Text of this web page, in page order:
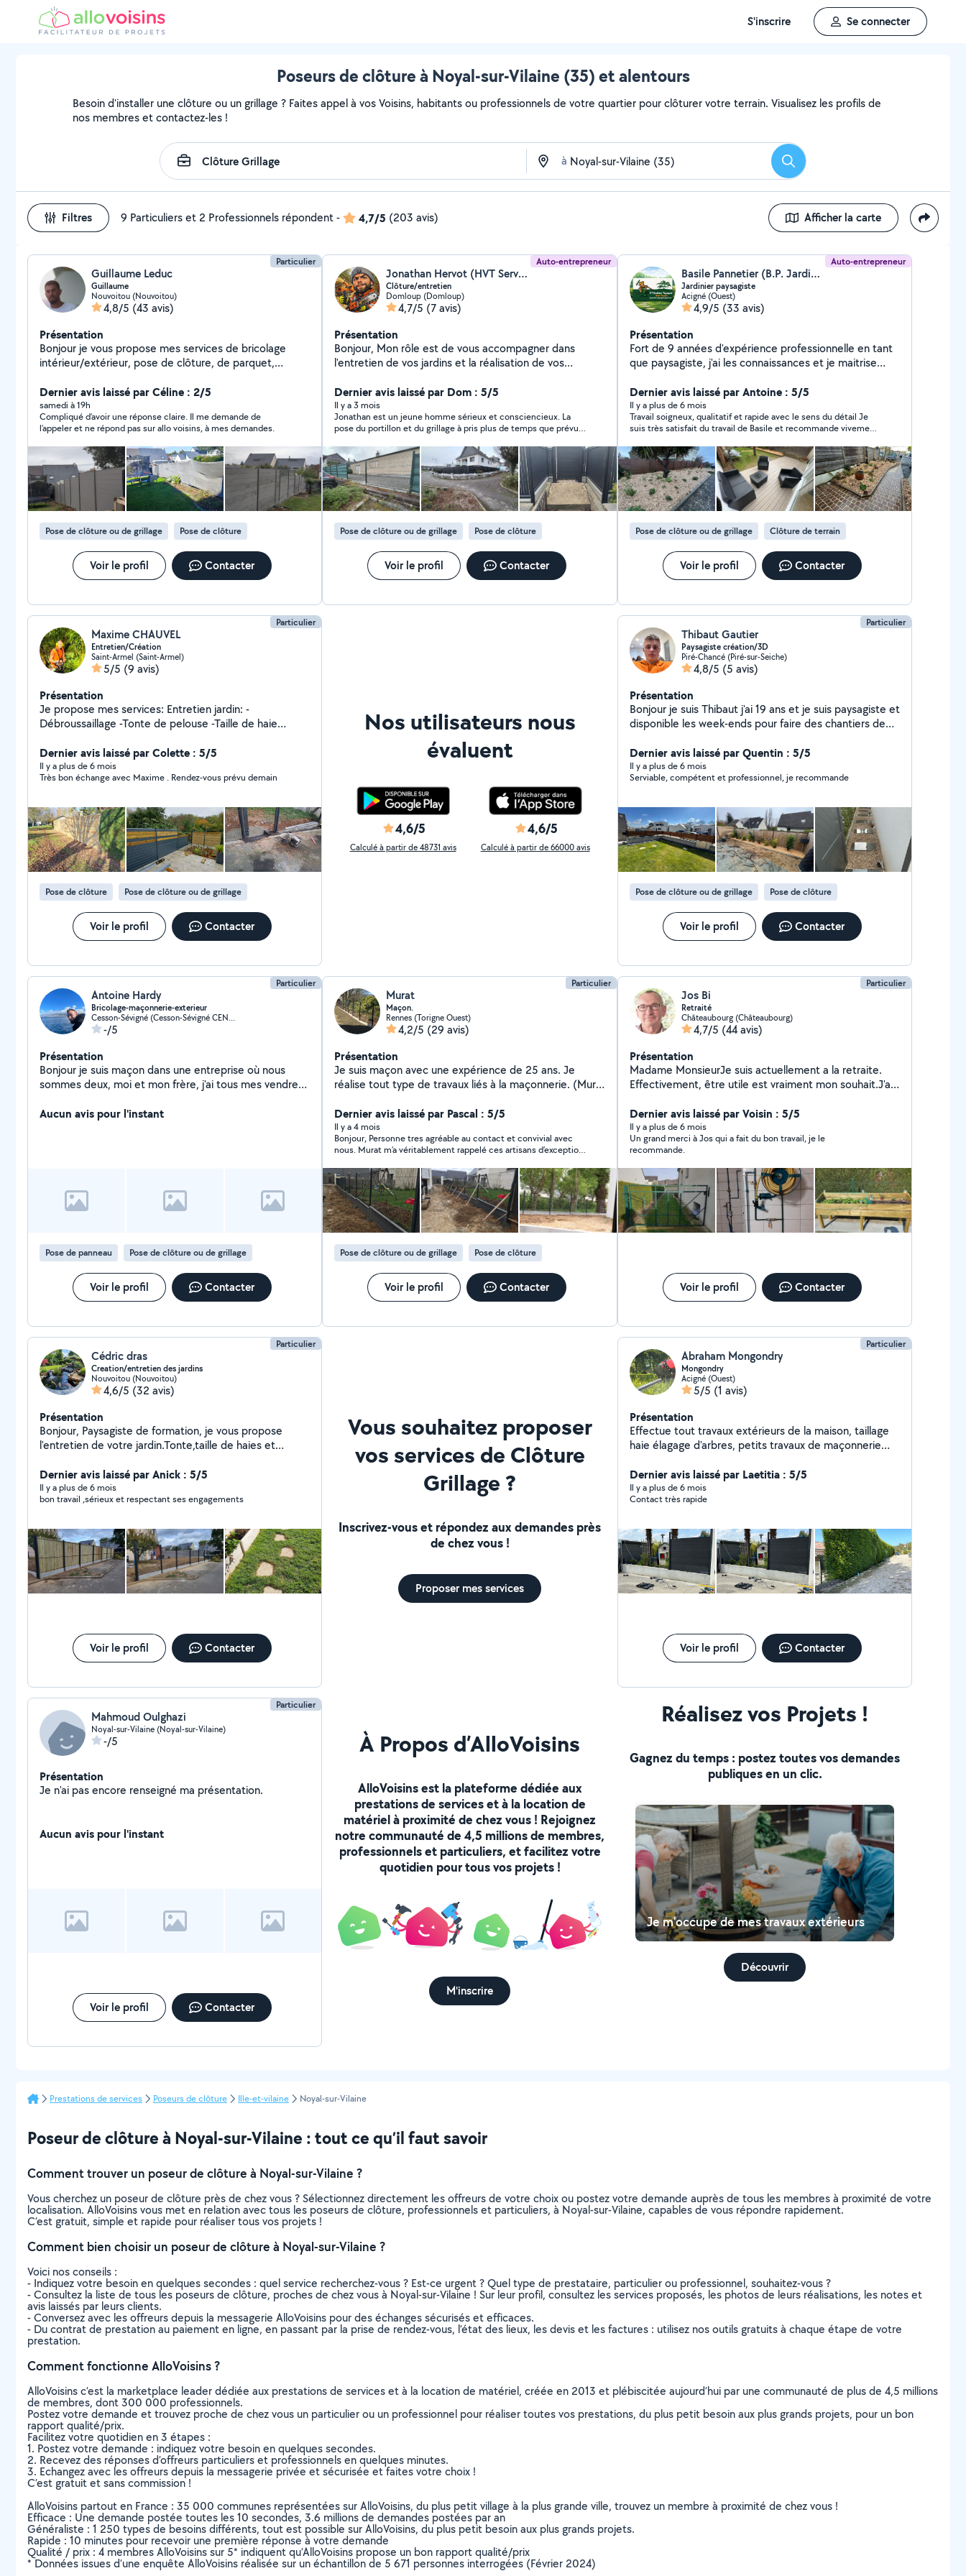
S'inscrire Se connecter
Poseurs de clôture à Noyal-sur-Vilaine (35) et alentours
Besoin d'installer une clôture ou un grillage ? Faites appel à vos Voisins, habitants ou professionnels de votre quartier pour clôturer votre terrain. Visualisez les profils de
nos membres et contactez-les !
à Rechercher
Filtres 9 Particuliers et 2 Professionnels répondent- 4,7/5 (203 avis) Afficher la carte
Particulier
Guillaume Leduc
Guillaume
Nouvoitou (Nouvoitou)
4,8/5 (43 avis)
Présentation
Bonjour je vous propose mes services de bricolage
intérieur/extérieur, pose de clôture, de parquet,
dans le bâtiment depuis 15ans. N'hésitez pas si vous
avez plus de questions A bientôt
Dernier avis laissé par Céline : 2/5
samedi à 19h
Compliqué d’avoir une réponse claire. Il me demande de
l’appeler et ne répond pas sur allo voisins, à mes demandes.
Pose de clôture ou de grillage Pose de clôture
Voir le profil Contacter
Auto-entrepreneur
Jonathan Hervot (HVT Services)
Clôture/entretien
Domloup (Domloup)
4,7/5 (7 avis)
Présentation
Bonjour, Mon rôle est de vous accompagner dans
l'entretien de vos jardins et la réalisation de vos
Dernier avis laissé par Dom : 5/5
Il y a 3 mois
Jonathan est un jeune homme sérieux et consciencieux. La
pose du portillon et du grillage à pris plus de temps que prévu,
Pose de clôture ou de grillage Pose de clôture
Voir le profil Contacter
Auto-entrepreneur
Basile Pannetier (B.P. Jardinier - Paysagiste)
Jardinier paysagiste
Acigné (Ouest)
4,9/5 (33 avis)
Présentation
Fort de 9 années d'expérience professionnelle en tant
que paysagiste, j'ai les connaissances et je maitrise
jardin de À à Z. Je suis également équipé / outillé
spécifiquement, afin de répondre à toutes demandes
liés à l'entretien des espaces verts ou la création
d'aménagements paysagers dans vos jardins ! Je suis
éligible aux services à la personne (50% de crédit
d'impôt), pour les petits travaux de jardinage et les
travaux d'entretiens de jardin. À bientôt !
Dernier avis laissé par Antoine : 5/5
Il y a plus de 6 mois
Travail soigneux, qualitatif et rapide avec le sens du détail Je
suis très satisfait du travail de Basile et recommande vivement
Pose de clôture ou de grillage Clôture de terrain
Voir le profil Contacter
Particulier
Maxime CHAUVEL
Entretien/Création
Saint-Armel (Saint-Armel)
5/5 (9 avis)
Présentation
Je propose mes services: Entretien jardin: -
Débroussaillage -Tonte de pelouse -Taille de haie
Clôture -Dallage -Gazon -Plantation -Terrasse -
Terrassement -Agencement extérieur -Petit travaux de
démolition -Transport N'hésitez pas a me contacter
Dernier avis laissé par Colette : 5/5
Il y a plus de 6 mois
Très bon échange avec Maxime . Rendez-vous prévu demain
Pose de clôture Pose de clôture ou de grillage
Voir le profil Contacter
Nos utilisateurs nous
évaluent
4,6/5
Calculé à partir de 48731 avis
4,6/5
Calculé à partir de 66000 avis
Particulier
Thibaut Gautier
Paysagiste création/3D
Piré-Chancé (Piré-sur-Seiche)
4,8/5 (5 avis)
Présentation
Bonjour je suis Thibaut j'ai 19 ans et je suis paysagiste et
disponible les week-ends pour faire des chantiers de
maison -allée (pavé, ) N'hésitez pas à me contacter
pour un devis.
Dernier avis laissé par Quentin : 5/5
Il y a plus de 6 mois
Serviable, compétent et professionnel, je recommande
Pose de clôture ou de grillage Pose de clôture
Voir le profil Contacter
Particulier
Antoine Hardy
Bricolage-maçonnerie-exterieur
Cesson-Sévigné (Cesson-Sévigné CENTRE)
-/5
Présentation
Bonjour je suis maçon dans une entreprise où nous
sommes deux, moi et mon frère, j'ai tous mes vendredi
vous aider dans tout type de travaux, dont je bénéficie
Aucun avis pour l'instant
Pose de panneau Pose de clôture ou de grillage
Voir le profil Contacter
Particulier
Murat
Maçon.
Rennes (Torigne Ouest)
4,2/5 (29 avis)
Présentation
Je suis maçon avec une expérience de 25 ans. Je
réalise tout type de travaux liés à la maçonnerie. (Mur,
rigide, clôture aluminium, pavé etc..). N'hésitez pas à
consulter toute les réalisations dans les photos de mon
profil
Dernier avis laissé par Pascal : 5/5
Il y a 4 mois
Bonjour, Personne tres agréable au contact et convivial avec
nous. Murat m’a véritablement rappelé ces artisans d’exception,
domaine. Son approche du travail se distingue par une rigueur
et un sens de l’organisation remarquables. Je tiens
particulièrement à souligner ses qualités méthodiques :
chaque étape est pensée avec soin et exécutée de manière
rationnelle. Encore Merci pour votre travail Pascal et Patricia
Pose de clôture ou de grillage Pose de clôture
Voir le profil Contacter
Particulier
Jos Bi
Retraité
Châteaubourg (Châteaubourg)
4,7/5 (44 avis)
Présentation
Madame MonsieurJe suis actuellement a la retraite.
Effectivement, être utile est vraiment mon souhait.J'ai
plomberie chauffage dépannage .....? Je suis titulaire
d'un permis B et remorque.Cordialement
Dernier avis laissé par Voisin : 5/5
Il y a plus de 6 mois
Un grand merci à Jos qui a fait du bon travail, je le
recommande.
Voir le profil Contacter
Particulier
Cédric dras
Creation/entretien des jardins
Nouvoitou (Nouvoitou)
4,6/5 (32 avis)
Présentation
Bonjour, Paysagiste de formation, je vous propose
l'entretien de votre jardin.Tonte,taille de haies et
,remise en état, évacuation des déchets verts. Je vous
propose également le nettoyage de vos terrasses. Je
peux vous accompagner dans vos projets extérieurs,
ambiance 'zen' Je réalise également des terrasses bois,
pavées etc...,engazonnement, plantations...clôtures...
Je dispose de tout le matériel nécessaire. Réactif et
rigoureux, je suis à votre écoute pour concretiser vos
projets. Paiement cesu accepté Cédric
Dernier avis laissé par Anick : 5/5
Il y a plus de 6 mois
bon travail ,sérieux et respectant ses engagements
Voir le profil Contacter
Vous souhaitez proposer
vos services de Clôture
Grillage ?
Inscrivez-vous et répondez aux demandes près
de chez vous !
Proposer mes services
Particulier
Abraham Mongondry
Mongondry
Acigné (Ouest)
5/5 (1 avis)
Présentation
Effectue tout travaux extérieurs de la maison, taillage
haie élagage d'arbres, petits travaux de maçonnerie
Dernier avis laissé par Laetitia : 5/5
Il y a plus de 6 mois
Contact très rapide
Voir le profil Contacter
Particulier
Mahmoud Oulghazi
Noyal-sur-Vilaine (Noyal-sur-Vilaine)
-/5
Présentation
Je n'ai pas encore renseigné ma présentation.
Aucun avis pour l'instant
Voir le profil Contacter
À Propos d’AlloVoisins
AlloVoisins est la plateforme dédiée aux
prestations de services et à la location de
matériel à proximité de chez vous ! Rejoignez
notre communauté de 4,5 millions de membres,
professionnels et particuliers, et facilitez votre
quotidien pour tous vos projets !
M'inscrire
Réalisez vos Projets !
Gagnez du temps : postez toutes vos demandes
publiques en un clic.
Je m'occupe de mes travaux extérieurs
Découvrir
Prestations de services Poseurs de clôture Ille-et-vilaine Noyal-sur-Vilaine
Poseur de clôture à Noyal-sur-Vilaine : tout ce qu’il faut savoir
Comment trouver un poseur de clôture à Noyal-sur-Vilaine ?
Vous cherchez un poseur de clôture près de chez vous ? Sélectionnez directement les offreurs de votre choix ou postez votre demande auprès de tous les membres à proximité de votre
localisation. AlloVoisins vous met en relation avec tous les poseurs de clôture, professionnels et particuliers, à Noyal-sur-Vilaine, capables de vous répondre rapidement.
C’est gratuit, simple et rapide pour réaliser tous vos projets !
Comment bien choisir un poseur de clôture à Noyal-sur-Vilaine ?
Voici nos conseils :
- Indiquez votre besoin en quelques secondes : quel service recherchez-vous ? Est-ce urgent ? Quel type de prestataire, particulier ou professionnel, souhaitez-vous ?
- Consultez la liste de tous les poseurs de clôture, proches de chez vous à Noyal-sur-Vilaine ! Sur leur profil, consultez les services proposés, les photos de leurs réalisations, les notes et
avis laissés par leurs clients.
- Conversez avec les offreurs depuis la messagerie AlloVoisins pour des échanges sécurisés et efficaces.
- Du contrat de prestation au paiement en ligne, en passant par la prise de rendez-vous, l’état des lieux, les devis et les factures : utilisez nos outils gratuits à chaque étape de votre
prestation.
Comment fonctionne AlloVoisins ?
AlloVoisins c’est la marketplace leader dédiée aux prestations de services et à la location de matériel, créée en 2013 et plébiscitée aujourd’hui par une communauté de plus de 4,5 millions
de membres, dont 300 000 professionnels.
Postez votre demande et trouvez proche de chez vous un particulier ou un professionnel pour réaliser toutes vos prestations, du plus petit besoin aux plus grands projets, pour un bon
rapport qualité/prix.
Facilitez votre quotidien en 3 étapes :
1. Postez votre demande : indiquez votre besoin en quelques secondes.
2. Recevez des réponses d’offreurs particuliers et professionnels en quelques minutes.
3. Echangez avec les offreurs depuis la messagerie privée et sécurisée et faites votre choix !
C’est gratuit et sans commission !
AlloVoisins partout en France : 35 000 communes représentées sur AlloVoisins, du plus petit village à la plus grande ville, trouvez un membre à proximité de chez vous !
Efficace : Une demande postée toutes les 10 secondes, 3.6 millions de demandes postées par an
Généraliste : 1 250 types de besoins différents, tout est possible sur AlloVoisins, du plus petit besoin aux plus grands projets.
Rapide : 10 minutes pour recevoir une première réponse à votre demande
Qualité / prix : 4 membres AlloVoisins sur 5* indiquent qu’AlloVoisins propose un bon rapport qualité/prix
* Données issues d’une enquête AlloVoisins réalisée sur un échantillon de 5 671 personnes interrogées (Février 2024)